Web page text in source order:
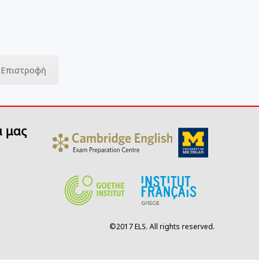
Επιστροφή
μας
©2017 ELS. All rights reserved.